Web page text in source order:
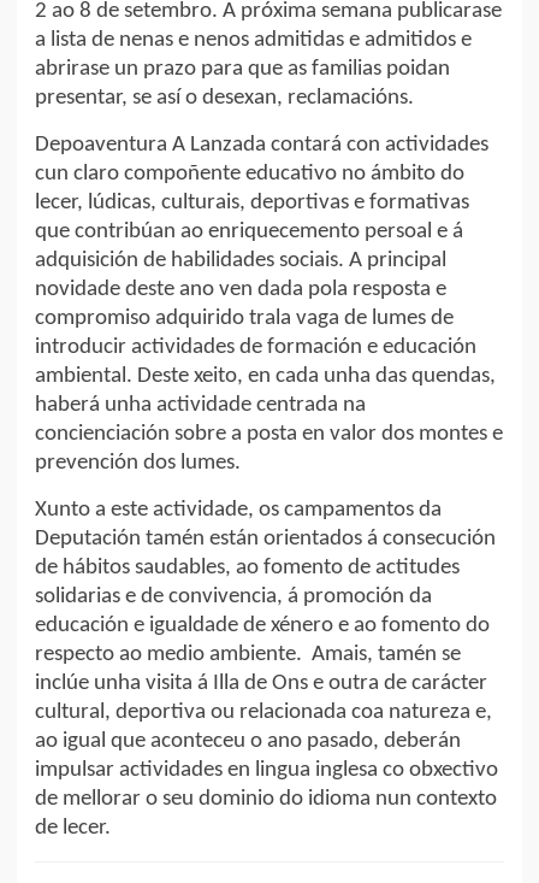
2 ao 8 de setembro. A próxima semana publicarase
a lista de nenas e nenos admitidas e admitidos e
abrirase un prazo para que as familias poidan
presentar, se así o desexan, reclamacións.
Depoaventura A Lanzada contará con actividades
cun claro compoñente educativo no ámbito do
lecer, lúdicas, culturais, deportivas e formativas
que contribúan ao enriquecemento persoal e á
adquisición de habilidades sociais. A principal
novidade deste ano ven dada pola resposta e
compromiso adquirido trala vaga de lumes de
introducir actividades de formación e educación
ambiental. Deste xeito, en cada unha das quendas,
haberá unha actividade centrada na
concienciación sobre a posta en valor dos montes e
prevención dos lumes.
Xunto a este actividade, os campamentos da
Deputación tamén están orientados á consecución
de hábitos saudables, ao fomento de actitudes
solidarias e de convivencia, á promoción da
educación e igualdade de xénero e ao fomento do
respecto ao medio ambiente. Amais, tamén se
inclúe unha visita á Illa de Ons e outra de carácter
cultural, deportiva ou relacionada coa natureza e,
ao igual que aconteceu o ano pasado, deberán
impulsar actividades en lingua inglesa co obxectivo
de mellorar o seu dominio do idioma nun contexto
de lecer.